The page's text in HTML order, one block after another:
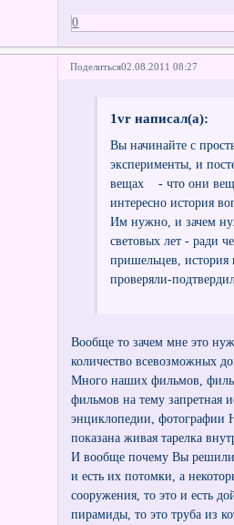
0
Поделиться02.08.2011 08:27
1vr написал(а):
Вы начинайте с
эксперименты, и
вещах - что они
интересно история
Им нужно, и зачем
световых лет - ради
пришельцев, история
проверяли-
Вообще то зачем мне это
количество всевозможных
Много наших фильмов,
фильмов на тему запретная
энциклопедии, фотографии
показана живая тарелка
И вообще почему Вы решили
и есть их потомки, а
сооружения, то это и есть
пирамиды, то это труба из